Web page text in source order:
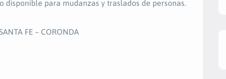
disponible para mudanzas y traslados de personas.
FE – CORONDA